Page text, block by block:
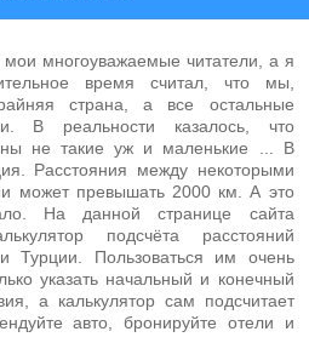
многоуважаемые читатели, а я
время считал, что мы,
страна, а все остальные
В реальности казалось, что
не такие уж и маленькие ... В
Расстояния между некоторыми
может превышать 2000 км. А это
На данной странице сайта
подсчёта расстояний
Турции. Пользоваться им очень
указать начальный и конечный
а калькулятор сам подсчитает
авто, бронируйте отели и